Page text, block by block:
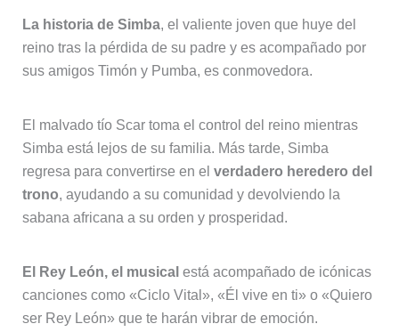
La historia de Simba, el valiente joven que huye del
reino tras la pérdida de su padre y es acompañado por
sus amigos Timón y Pumba, es conmovedora.
El malvado tío Scar toma el control del reino mientras
Simba está lejos de su familia. Más tarde, Simba
regresa para convertirse en el verdadero heredero del
trono, ayudando a su comunidad y devolviendo la
sabana africana a su orden y prosperidad.
El Rey León, el musical está acompañado de icónicas
canciones como «Ciclo Vital», «Él vive en ti» o «Quiero
ser Rey León» que te harán vibrar de emoción.